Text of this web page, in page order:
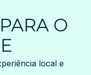
O
local e